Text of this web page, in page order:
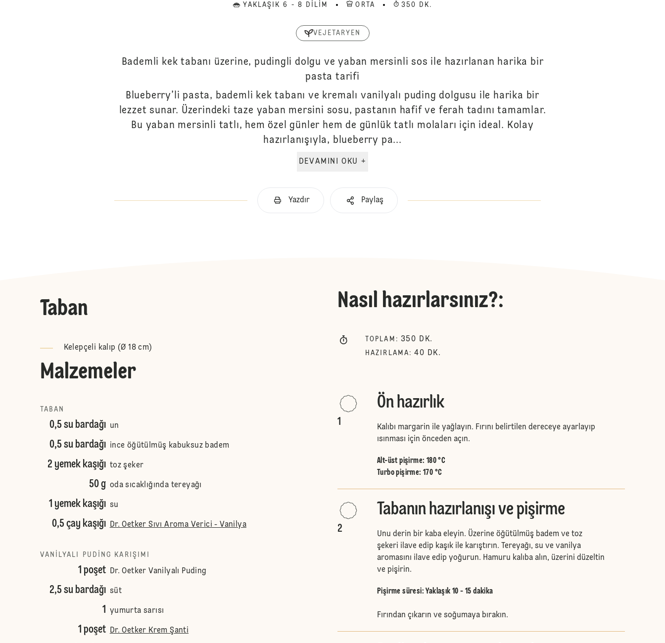
YAKLAŞIK 6 - 8 DILIM ORTA 350 DK.
VEJETARYEN
Bademli kek tabanı üzerine, pudingli dolgu ve yaban mersinli sos ile hazırlanan harika bir
pasta tarifi
Blueberry’li pasta, bademli kek tabanı ve kremalı vanilyalı puding dolgusu ile harika bir
lezzet sunar. Üzerindeki taze yaban mersini sosu, pastanın hafif ve ferah tadını tamamlar.
Bu yaban mersinli tatlı, hem özel günler hem de günlük tatlı molaları için ideal. Kolay
hazırlanışıyla, blueberry pa...
DEVAMINI OKU +
Yazdır Paylaş
Taban
Kelepçeli kalıp (Ø 18 cm)
Malzemeler
TABAN
0,5 su bardağı un
0,5 su bardağı ince öğütülmüş kabuksuz badem
2 yemek kaşığı toz şeker
50 g oda sıcaklığında tereyağı
1 yemek kaşığı su
0,5 çay kaşığı Dr. Oetker Sıvı Aroma Verici - Vanilya
VANILYALI PUDING KARIŞIMI
1 poşet Dr. Oetker Vanilyalı Puding
2,5 su bardağı süt
1 yumurta sarısı
1 poşet Dr. Oetker Krem Şanti
Nasıl hazırlarsınız?:
TOPLAM : 350 DK.
HAZIRLAMA : 40 DK.
1
Ön hazırlık
Kalıbı margarin ile yağlayın. Fırını belirtilen dereceye ayarlayıp
ısınması için önceden açın.
Alt-üst pişirme: 180 °C
Turbo pişirme: 170 °C
2
Tabanın hazırlanışı ve pişirme
Unu derin bir kaba eleyin. Üzerine öğütülmüş badem ve toz
şekeri ilave edip kaşık ile karıştırın. Tereyağı, su ve vanilya
aromasını ilave edip yoğurun. Hamuru kalıba alın, üzerini düzeltin
ve pişirin.
Pişirme süresi: Yaklaşık 10 - 15 dakika
Fırından çıkarın ve soğumaya bırakın.